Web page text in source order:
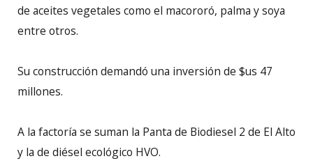
de aceites vegetales como el macororó, palma y soya
entre otros.
Su construcción demandó una inversión de $us 47
millones.
A la factoría se suman la Panta de Biodiesel 2 de El Alto
y la de diésel ecológico HVO.